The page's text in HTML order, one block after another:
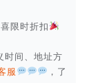
限时折扣
时间、地址方
服
，了